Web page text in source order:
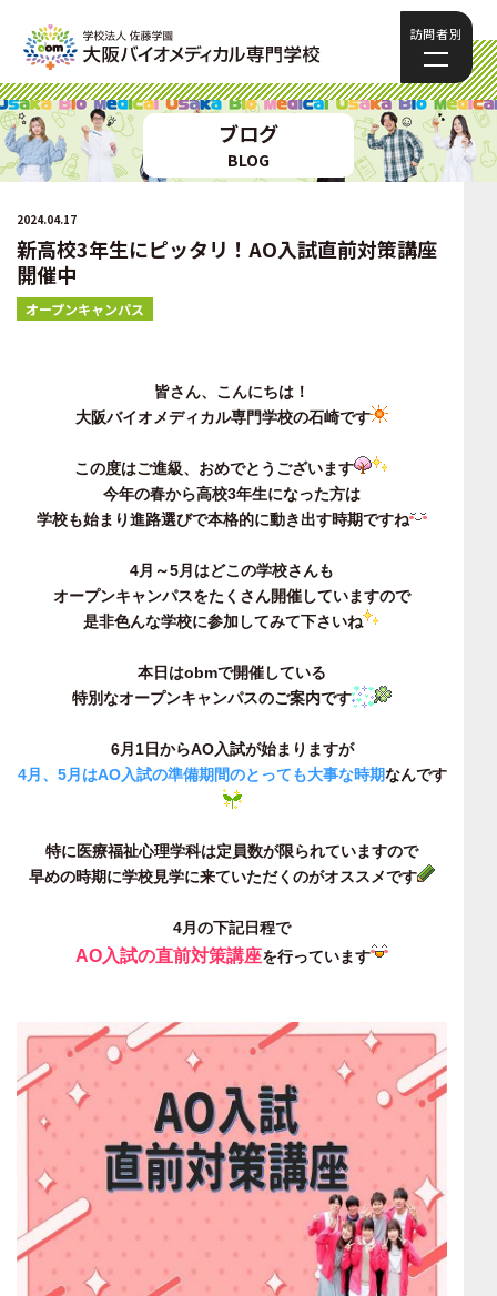
訪問者別
ブログ
BLOG
2024.04.17
新高校3年生にピッタリ！AO入試直前対策講座
開催中
オープンキャンパス
皆さん、こんにちは！
大阪バイオメディカル専門学校の石崎です
この度はご進級、おめでとうございます
今年の春から高校3年生になった方は
学校も始まり進路選びで本格的に動き出す時期ですね
4月～5月はどこの学校さんも
オープンキャンパスをたくさん開催していますので
是非色んな学校に参加してみて下さいね
本日はobmで開催している
特別なオープンキャンパスのご案内です
6月1日からAO入試が始まりますが
4月、5月はAO入試の準備期間のとっても大事な時期なんです
特に医療福祉心理学科は定員数が限られていますので
早めの時期に学校見学に来ていただくのがオススメです
4月の下記日程で
AO入試の直前対策講座を行っています